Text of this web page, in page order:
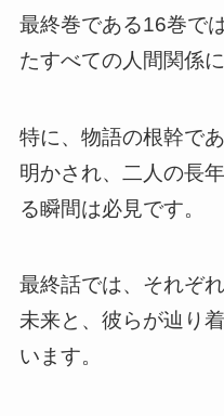
最終巻である16巻で
たすべての人間関係
特に、物語の根幹で
明かされ、二人の長
る瞬間は必見です。
最終話では、それぞ
未来と、彼らが辿り
います。